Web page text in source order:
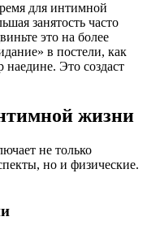
для интимной
занятость часто
это на более
в постели, как
Это создаст
жизни
не только
но и физические.